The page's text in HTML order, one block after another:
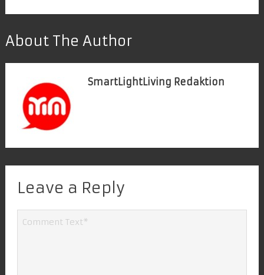
About The Author
SmartLightLiving Redaktion
Leave a Reply